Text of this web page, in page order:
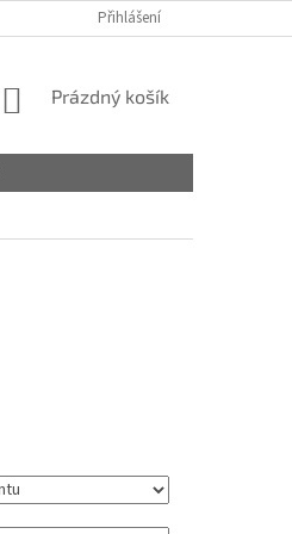
Přihlášení
NÁKUPNÍ
Prázdný košík